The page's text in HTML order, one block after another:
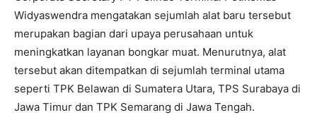
Widyaswendra mengatakan sejumlah alat baru tersebut
merupakan bagian dari upaya perusahaan untuk
meningkatkan layanan bongkar muat. Menurutnya, alat
tersebut akan ditempatkan di sejumlah terminal utama
seperti TPK Belawan di Sumatera Utara, TPS Surabaya di
Jawa Timur dan TPK Semarang di Jawa Tengah.